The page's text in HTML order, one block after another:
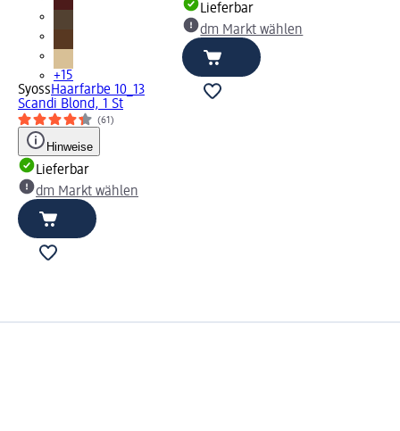
+15
SyossHaarfarbe 10_13
Scandi Blond, 1 St
(61)
Hinweise
Lieferbar
dm Markt wählen
Lieferbar
dm Markt wählen